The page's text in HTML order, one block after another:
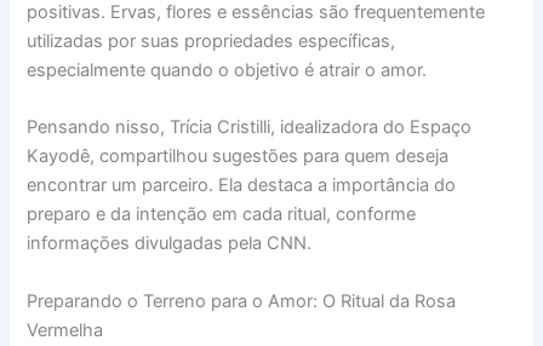
positivas. Ervas, flores e essências são frequentemente
utilizadas por suas propriedades específicas,
especialmente quando o objetivo é atrair o amor.
Pensando nisso, Trícia Cristilli, idealizadora do Espaço
Kayodê, compartilhou sugestões para quem deseja
encontrar um parceiro. Ela destaca a importância do
preparo e da intenção em cada ritual, conforme
informações divulgadas pela CNN.
Preparando o Terreno para o Amor: O Ritual da Rosa
Vermelha